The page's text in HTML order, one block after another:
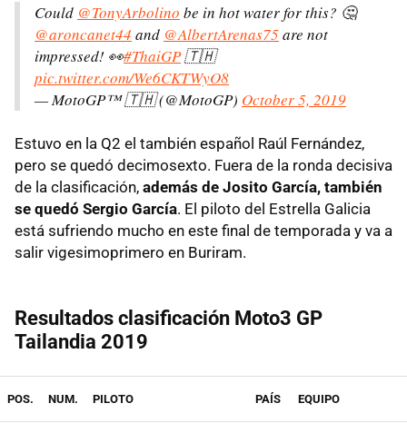
Could @TonyArbolino be in hot water for this? 🤔
@aroncanet44 and @AlbertArenas75are not
impressed! 👀#ThaiGP🇹🇭
pic.twitter.com/We6CKTWyO8
— MotoGP™ 🇹🇭 (@MotoGP) October 5, 2019
Estuvo en la Q2 el también español Raúl Fernández,
pero se quedó decimosexto. Fuera de la ronda decisiva
de la clasificación, además de Josito García, también
se quedó Sergio García. El piloto del Estrella Galicia
está sufriendo mucho en este final de temporada y va a
salir vigesimoprimero en Buriram.
Resultados clasificación Moto3 GP
Tailandia 2019
POS. NUM. PILOTO PAÍS EQUIPO